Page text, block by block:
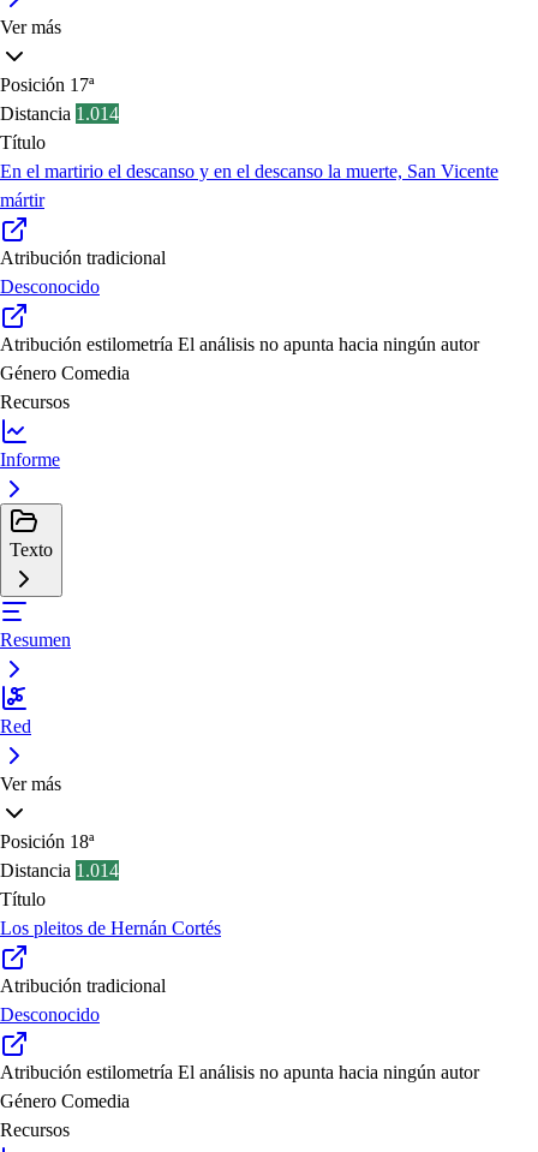
Ver más
Posición 17ª
Distancia 1.014
Título
En el martirio el descanso y en el descanso la muerte, San Vicente
mártir
Atribución tradicional
Desconocido
Atribución estilometría El análisis no apunta hacia ningún autor
Género Comedia
Recursos
Informe
Texto
Resumen
Red
Ver más
Posición 18ª
Distancia 1.014
Título
Los pleitos de Hernán Cortés
Atribución tradicional
Desconocido
Atribución estilometría El análisis no apunta hacia ningún autor
Género Comedia
Recursos